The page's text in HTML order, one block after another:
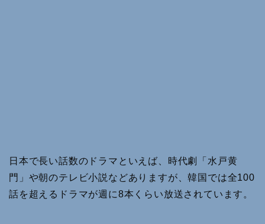
日本で長い話数のドラマといえば、時代劇「水戸黄
門」や朝のテレビ小説などありますが、韓国では全100
話を超えるドラマが週に8本くらい放送されています。